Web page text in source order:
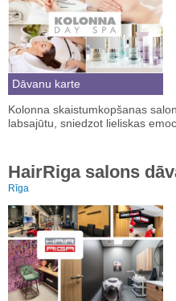
Dāvanu karte
Kolonna skaistumkopšanas
labsajūtu, sniedzot lieliskas
HairRiga salons
Rīga